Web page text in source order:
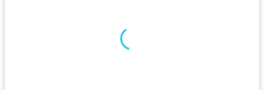
minutes, est incontournable avec son atmosphère animée,
ses plages et son quartier Art Déco. Pour une ambiance plus